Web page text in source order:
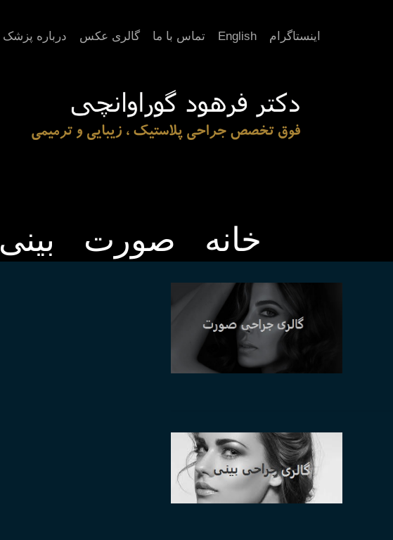
خانه صورت بینی
اینستاگرام English تماس با ما گالری عکس درباره پزشک